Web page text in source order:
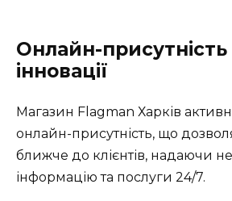
Онлайн-присутність
інновації
Магазин Flagman Харків
онлайн-присутність, що
ближче до клієнтів, надаючи
інформацію та послуги 24/7.